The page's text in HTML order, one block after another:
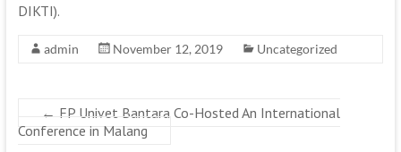
DIKTI).
admin November 12, 2019 Uncategorized
← FP Univet Bantara Co-Hosted An International
Conference in Malang